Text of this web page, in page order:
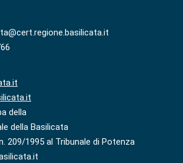
della
della Basilicata
209/1995 al Tribunale di Potenza